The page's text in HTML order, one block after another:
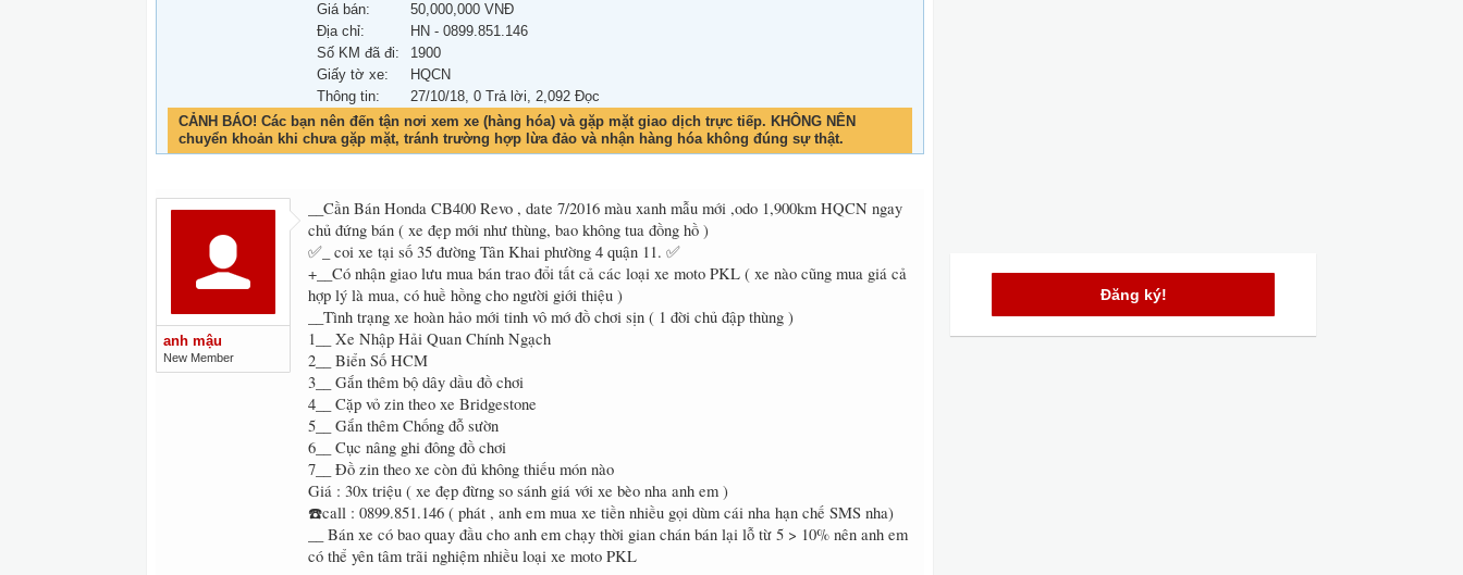
Giá bán:
50,000,000 VNĐ
Địa chỉ:
HN - 0899.851.146
Số KM đã đi:
1900
Giấy tờ xe:
HQCN
Thông tin:
27/10/18, 0 Trả lời, 2,092 Đọc
CẢNH BÁO! Các bạn nên đến tận nơi xem xe (hàng hóa) và gặp mặt giao dịch trực tiếp. KHÔNG NÊN
chuyển khoản khi chưa gặp mặt, tránh trường hợp lừa đảo và nhận hàng hóa không đúng sự thật.
anh mậu
New Member
__Cần Bán Honda CB400 Revo , date 7/2016 màu xanh mẫu mới ,odo 1,900km HQCN ngay
chủ đứng bán ( xe đẹp mới như thùng, bao không tua đồng hồ )
✅_ coi xe tại số 35 đường Tân Khai phường 4 quận 11. ✅
+__Có nhận giao lưu mua bán trao đổi tất cả các loại xe moto PKL ( xe nào cũng mua giá cả
hợp lý là mua, có huề hồng cho người giới thiệu )
__Tình trạng xe hoàn hảo mới tinh vô mớ đồ chơi sịn ( 1 đời chủ đập thùng )
1__ Xe Nhập Hải Quan Chính Ngạch
2__ Biển Số HCM
3__ Gắn thêm bộ dây dầu đồ chơi
4__ Cặp vỏ zin theo xe Bridgestone
5__ Gắn thêm Chống đỗ sườn
6__ Cục nâng ghi đông đồ chơi
7__ Đồ zin theo xe còn đủ không thiếu món nào
Giá : 30x triệu ( xe đẹp đừng so sánh giá với xe bèo nha anh em )
☎️call : 0899.851.146 ( phát , anh em mua xe tiền nhiều gọi dùm cái nha hạn chế SMS nha)
__ Bán xe có bao quay đầu cho anh em chạy thời gian chán bán lại lỗ từ 5 > 10% nên anh em
có thể yên tâm trãi nghiệm nhiều loại xe moto PKL‭
Đăng ký!